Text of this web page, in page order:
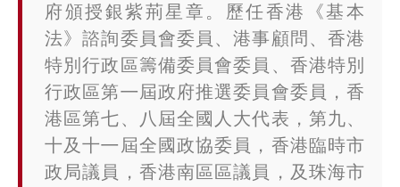
府頒授銀紫荊星章。歷任香港《基本
法》諮詢委員會委員、港事顧問、香港
特別行政區籌備委員會委員、香港特別
行政區第㇐屆政府推選委員會委員，香
港區第七、八屆全國人大代表，第九、
十及十㇐屆全國政協委員，香港臨時市
政局議員，香港南區區議員，及珠海市